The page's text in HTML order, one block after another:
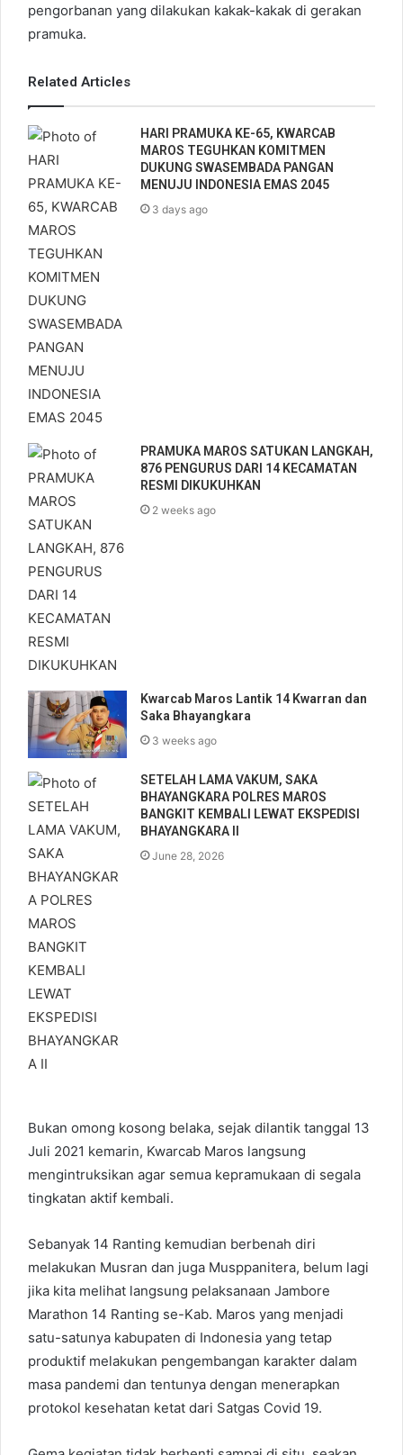
pengorbanan yang dilakukan kakak-kakak di gerakan
pramuka.
Related Articles
HARI PRAMUKA KE-65, KWARCAB
MAROS TEGUHKAN KOMITMEN
DUKUNG SWASEMBADA PANGAN
MENUJU INDONESIA EMAS 2045
3 days ago
PRAMUKA MAROS SATUKAN LANGKAH,
876 PENGURUS DARI 14 KECAMATAN
RESMI DIKUKUHKAN
2 weeks ago
Kwarcab Maros Lantik 14 Kwarran dan
Saka Bhayangkara
3 weeks ago
SETELAH LAMA VAKUM, SAKA
BHAYANGKARA POLRES MAROS
BANGKIT KEMBALI LEWAT EKSPEDISI
BHAYANGKARA II
June 28, 2026
Bukan omong kosong belaka, sejak dilantik tanggal 13
Juli 2021 kemarin, Kwarcab Maros langsung
mengintruksikan agar semua kepramukaan di segala
tingkatan aktif kembali.
Sebanyak 14 Ranting kemudian berbenah diri
melakukan Musran dan juga Musppanitera, belum lagi
jika kita melihat langsung pelaksanaan Jambore
Marathon 14 Ranting se-Kab. Maros yang menjadi
satu-satunya kabupaten di Indonesia yang tetap
produktif melakukan pengembangan karakter dalam
masa pandemi dan tentunya dengan menerapkan
protokol kesehatan ketat dari Satgas Covid 19.